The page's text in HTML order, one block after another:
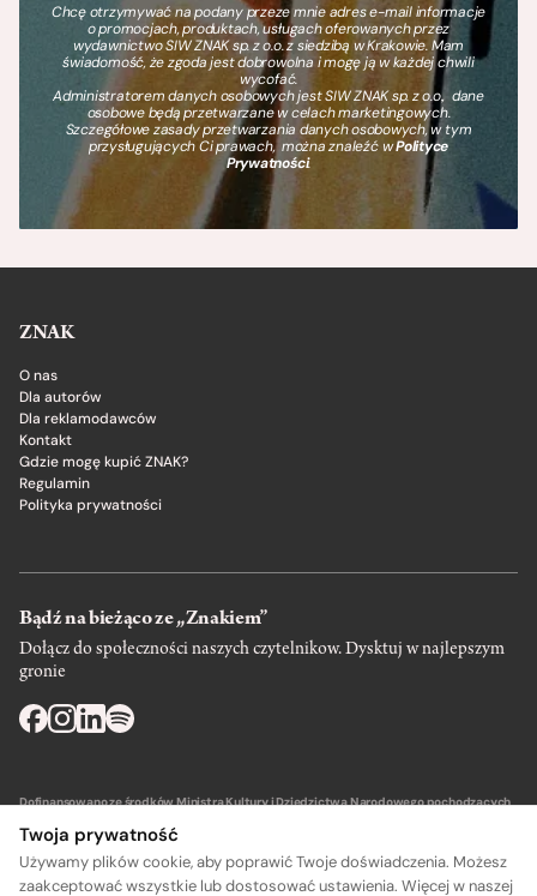
Chcę otrzymywać na podany przeze mnie adres e-mail informacje
o promocjach, produktach, usługach oferowanych przez
wydawnictwo SIW ZNAK sp. z o.o. z siedzibą w Krakowie. Mam
świadomość, że zgoda jest dobrowolna i mogę ją w każdej chwili
wycofać.
Administratorem danych osobowych jest SIW ZNAK sp. z o.o., dane
osobowe będą przetwarzane w celach marketingowych.
Szczegółowe zasady przetwarzania danych osobowych, w tym
przysługujących Ci prawach, można znaleźć wPolityce
Prywatności.
ZNAK
O nas
Dla autorów
Dla reklamodawców
Kontakt
Gdzie mogę kupić ZNAK?
Regulamin
Polityka prywatności
Bądź na bieżąco ze „Znakiem”
Dołącz do społeczności naszych czytelnikow. Dysktuj w najlepszym
gronie
Dofinansowano ze środków Ministra Kultury i Dziedzictwa Narodowego pochodzących
Twoja prywatność
Używamy plików cookie, aby poprawić Twoje doświadczenia. Możesz
zaakceptować wszystkie lub dostosować ustawienia. Więcej w naszej